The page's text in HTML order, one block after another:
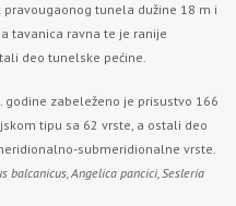
tunela dužine 18 m i
tavanica ravna te je ranije
deo tunelske pećine.
zabeleženo je prisustvo 166
tipu sa 62 vrste, a ostali deo
submeridionalne vrste.
balcanicus, Angelica pancici, Sesleria